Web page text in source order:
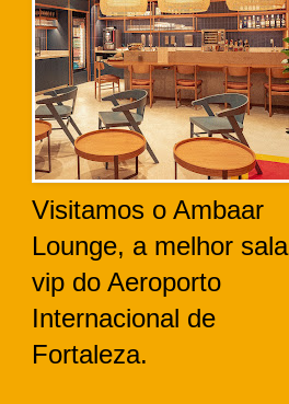
Visitamos o Ambaar
Lounge, a melhor sala
vip do Aeroporto
Internacional de
Fortaleza.